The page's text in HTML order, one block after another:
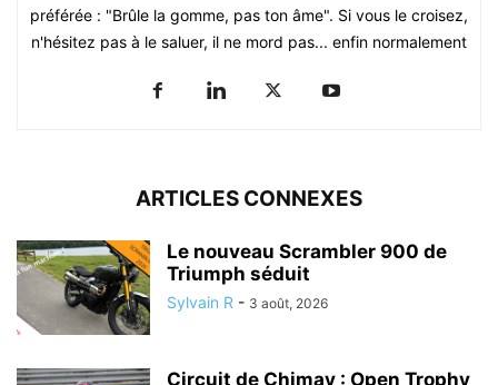
préférée : "Brûle la gomme, pas ton âme". Si vous le croisez,
n'hésitez pas à le saluer, il ne mord pas... enfin normalement
ARTICLES CONNEXES
Le nouveau Scrambler 900 de
Triumph séduit
Sylvain R - 3 août, 2026
Circuit de Chimay : Open Trophy